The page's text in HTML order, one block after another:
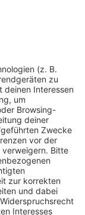
schlägt
für
aus